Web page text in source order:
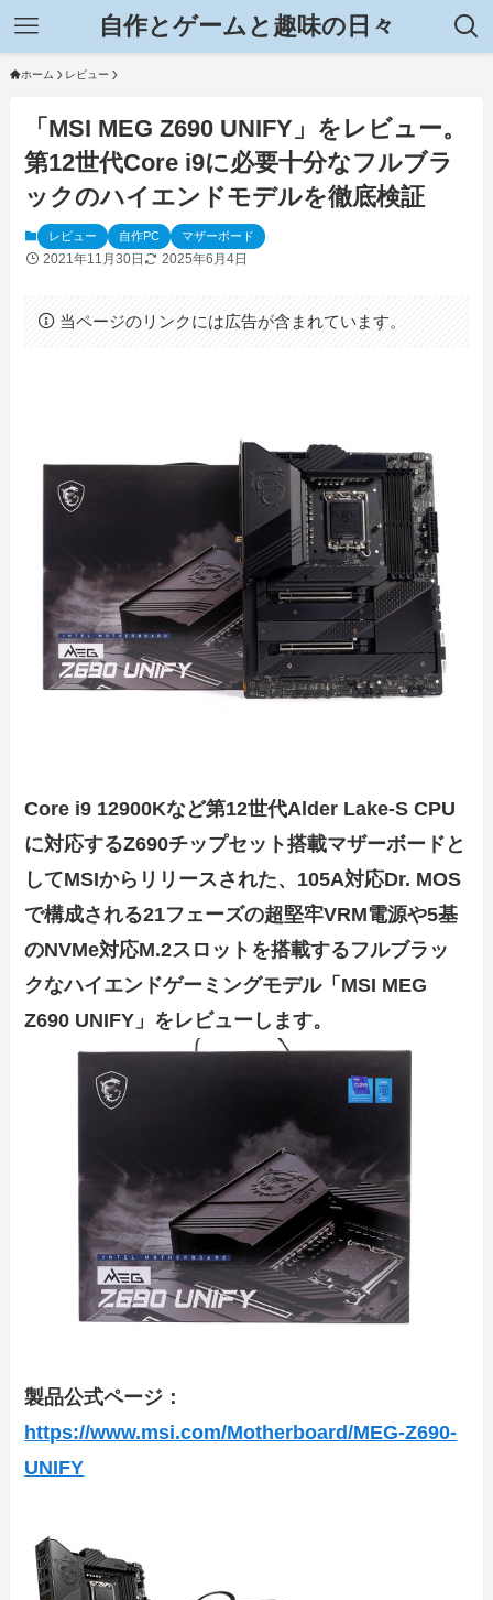
自作とゲームと趣味の日々
ホーム レビュー
「MSI MEG Z690 UNIFY」をレビュー。
第12世代Core i9に必要十分なフルブラ
ックのハイエンドモデルを徹底検証
レビュー 自作PC マザーボード
2021年11月30日 2025年6月4日
当ページのリンクには広告が含まれています。
Core i9 12900Kなど第12世代Alder Lake-S CPU
に対応するZ690チップセット搭載マザーボードと
してMSIからリリースされた、105A対応Dr. MOS
で構成される21フェーズの超堅牢VRM電源や5基
のNVMe対応M.2スロットを搭載するフルブラッ
クなハイエンドゲーミングモデル「MSI MEG
Z690 UNIFY」をレビューします。
製品公式ページ：
https://www.msi.com/Motherboard/MEG-Z690-
UNIFY